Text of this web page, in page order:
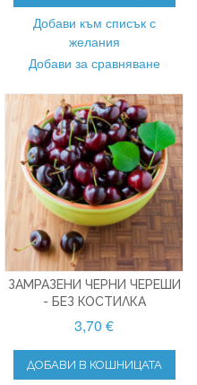
Добави към списък с
желания
Добави за сравняване
ЗАМРАЗЕНИ ЧЕРНИ ЧЕРЕШИ
- БЕЗ КОСТИЛКА
3,70 €
ДОБАВИ В КОШНИЦАТА